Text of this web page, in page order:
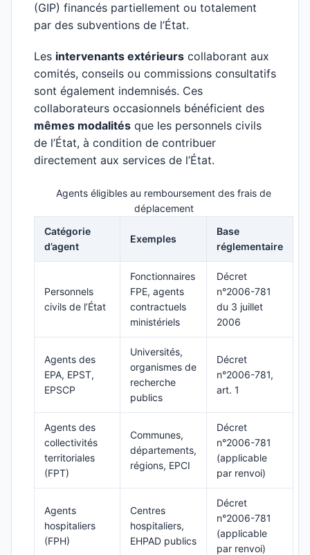
(GIP) financés partiellement ou totalement
par des subventions de l’État.
Les intervenants extérieurs collaborant aux
comités, conseils ou commissions consultatifs
sont également indemnisés. Ces
collaborateurs occasionnels bénéficient des
mêmes modalités que les personnels civils
de l’État, à condition de contribuer
directement aux services de l’État.
Agents éligibles au remboursement des frais de
déplacement
Catégorie
d’agent
Exemples
Base
réglementaire
Personnels
civils de l’État
Fonctionnaires
FPE, agents
contractuels
ministériels
Décret
n°2006-781
du 3 juillet
2006
Agents des
EPA, EPST,
EPSCP
Universités,
organismes de
recherche
publics
Décret
n°2006-781,
art. 1
Agents des
collectivités
territoriales
(FPT)
Communes,
départements,
régions, EPCI
Décret
n°2006-781
(applicable
par renvoi)
Agents
hospitaliers
(FPH)
Centres
hospitaliers,
EHPAD publics
Décret
n°2006-781
(applicable
par renvoi)